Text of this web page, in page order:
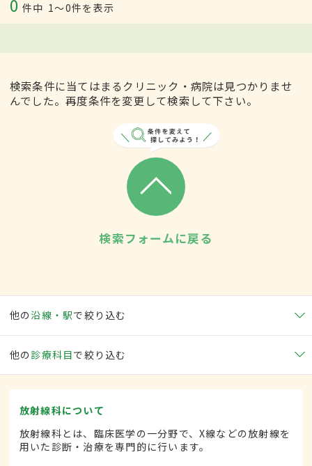
0 件中 1〜0件を表示
検索条件に当てはまるクリニック・病院は見つかりませ
んでした。再度条件を変更して検索して下さい。
検索フォームに戻る
他の沿線・駅で絞り込む
他の 診療科目で絞り込む
放射線科について
放射線科とは、臨床医学の一分野で、X線などの放射線を
用いた診断・治療を専門的に行います。